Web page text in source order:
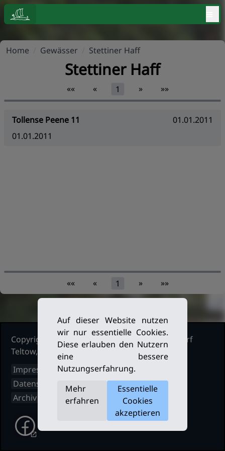
Home Gewässer Stettiner Haff
Stettiner Haff
«« « 1 » »»
Tollense Peene 11
01.01.2011
01.01.2011
«« « 1 » »»
Copyright Ruderclub Kleinmachnow Stahnsdorf
Teltow, 2026. Alle Rechte vorbehalten.
Impressum
Datenschutz
Archiv
Auf dieser Website nutzen
wir nur essentielle Cookies.
Diese erlauben den Nutzern
eine bessere
Nutzungserfahrung.
Mehr
erfahren
Essentielle
Cookies
akzeptieren